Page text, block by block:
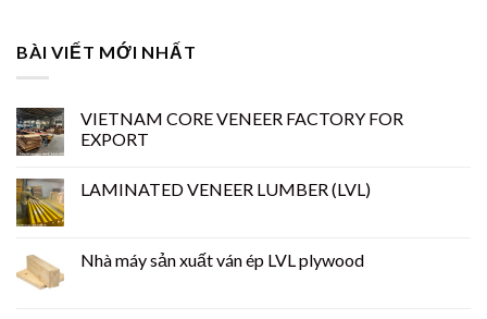
BÀI VIẾT MỚI NHẤT
VIETNAM CORE VENEER FACTORY FOR
EXPORT
LAMINATED VENEER LUMBER (LVL)
Nhà máy sản xuất ván ép LVL plywood